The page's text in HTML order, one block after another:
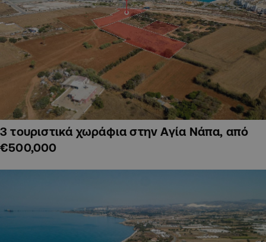
3 τουριστικά χωράφια στην Αγία Νάπα, από
€500,000